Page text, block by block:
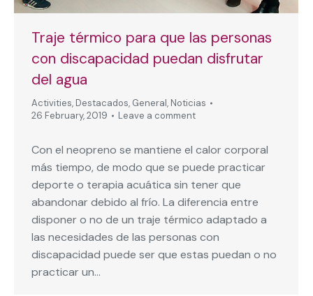
Traje térmico para que las personas
con discapacidad puedan disfrutar
del agua
Activities, Destacados, General, Noticias
26 February, 2019
Leave a comment
Con el neopreno se mantiene el calor corporal
más tiempo, de modo que se puede practicar
deporte o terapia acuática sin tener que
abandonar debido al frío. La diferencia entre
disponer o no de un traje térmico adaptado a
las necesidades de las personas con
discapacidad puede ser que estas puedan o no
practicar un…